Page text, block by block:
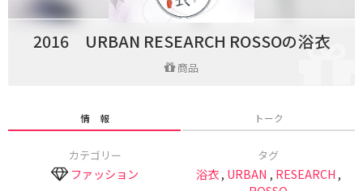
2016 URBAN RESEARCH ROSSOの浴衣
商品
情 報 トーク
カテゴリー
ファッション
タグ
浴衣, URBAN , RESEARCH ,